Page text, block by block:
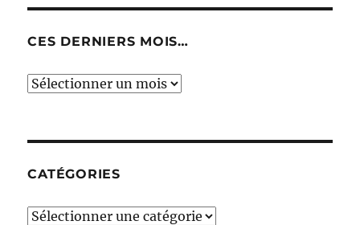
CES DERNIERS MOIS…
Ces
CATÉGORIES
Catégories